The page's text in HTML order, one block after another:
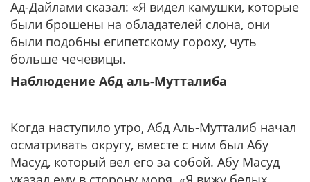
Ад-Дайлами сказал: «Я видел камушки, которые
были брошены на обладателей слона, они
были подобны египетскому гороху, чуть
больше чечевицы.
Наблюдение Абд аль-Мутталиба
Когда наступило утро, Абд Аль-Мутталиб начал
осматривать округу, вместе с ним был Абу
Масуд, который вел его за собой. Абу Масуд